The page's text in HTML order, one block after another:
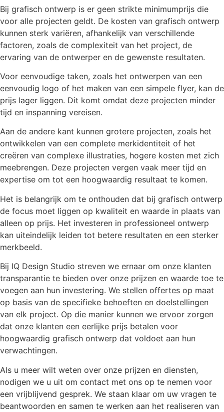
Bij grafisch ontwerp is er geen strikte minimumprijs die
voor alle projecten geldt. De kosten van grafisch ontwerp
kunnen sterk variëren, afhankelijk van verschillende
factoren, zoals de complexiteit van het project, de
ervaring van de ontwerper en de gewenste resultaten.
Voor eenvoudige taken, zoals het ontwerpen van een
eenvoudig logo of het maken van een simpele flyer, kan de
prijs lager liggen. Dit komt omdat deze projecten minder
tijd en inspanning vereisen.
Aan de andere kant kunnen grotere projecten, zoals het
ontwikkelen van een complete merkidentiteit of het
creëren van complexe illustraties, hogere kosten met zich
meebrengen. Deze projecten vergen vaak meer tijd en
expertise om tot een hoogwaardig resultaat te komen.
Het is belangrijk om te onthouden dat bij grafisch ontwerp
de focus moet liggen op kwaliteit en waarde in plaats van
alleen op prijs. Het investeren in professioneel ontwerp
kan uiteindelijk leiden tot betere resultaten en een sterker
merkbeeld.
Bij IQ Design Studio streven we ernaar om onze klanten
transparantie te bieden over onze prijzen en waarde toe te
voegen aan hun investering. We stellen offertes op maat
op basis van de specifieke behoeften en doelstellingen
van elk project. Op die manier kunnen we ervoor zorgen
dat onze klanten een eerlijke prijs betalen voor
hoogwaardig grafisch ontwerp dat voldoet aan hun
verwachtingen.
Als u meer wilt weten over onze prijzen en diensten,
nodigen we u uit om contact met ons op te nemen voor
een vrijblijvend gesprek. We staan klaar om uw vragen te
beantwoorden en samen te werken aan het realiseren van